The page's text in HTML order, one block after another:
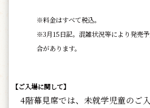
※料金はすべて税込。
※3月15日記。混雑状況等により発売
合があります。
【ご入場に関して】
4階幕見席では、未就学児童のご